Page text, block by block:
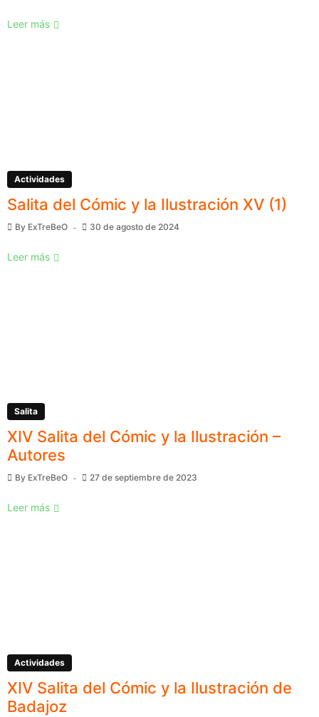
Leer más
Actividades
Salita del Cómic y la Ilustración XV (1)
By ExTreBeO 30 de agosto de 2024
Leer más
Salita
XIV Salita del Cómic y la Ilustración –
Autores
By ExTreBeO 27 de septiembre de 2023
Leer más
Actividades
XIV Salita del Cómic y la Ilustración de
Badajoz